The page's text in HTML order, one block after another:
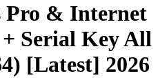
& Internet
Serial Key All
[Latest] 2026